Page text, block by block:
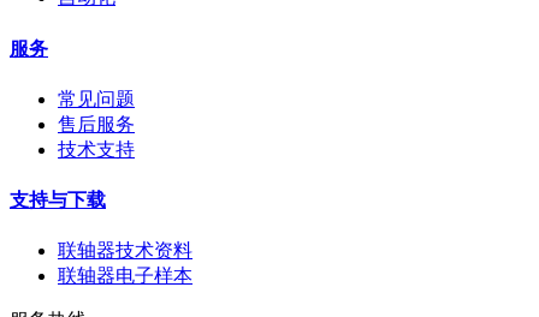
服务
常见问题
售后服务
技术支持
支持与下载
联轴器技术资料
联轴器电子样本